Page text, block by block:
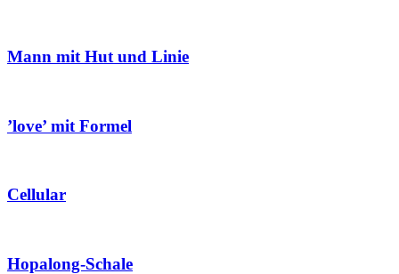
Mann mit Hut und Linie
’love’ mit Formel
Cellular
Hopalong-Schale